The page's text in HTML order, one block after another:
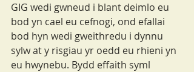
GIG wedi gwneud i blant deimlo eu
bod yn cael eu cefnogi, ond efallai
bod hyn wedi gweithredu i dynnu
sylw at y risgiau yr oedd eu rhieni yn
eu hwynebu. Bydd effaith syml